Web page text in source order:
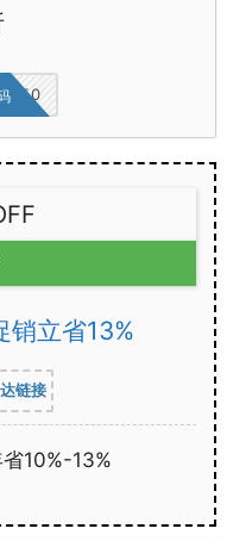
销立省13%
链接
10%-13%